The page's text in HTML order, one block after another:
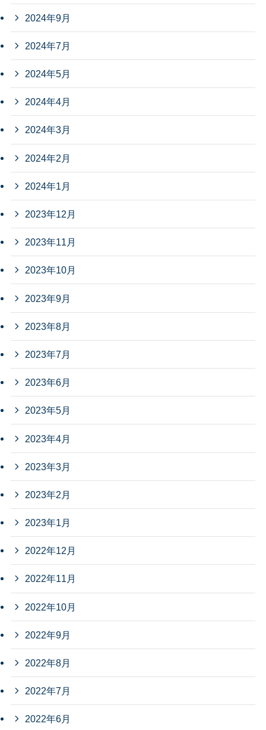
2024年9月
2024年7月
2024年5月
2024年4月
2024年3月
2024年2月
2024年1月
2023年12月
2023年11月
2023年10月
2023年9月
2023年8月
2023年7月
2023年6月
2023年5月
2023年4月
2023年3月
2023年2月
2023年1月
2022年12月
2022年11月
2022年10月
2022年9月
2022年8月
2022年7月
2022年6月